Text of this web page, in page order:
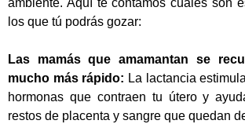
ambiente. Aquí te contamos cuáles son
los que tú podrás gozar:
Las mamás que amamantan se
mucho más rápido: La lactancia
hormonas que contraen tu útero y
restos de placenta y sangre que quedan